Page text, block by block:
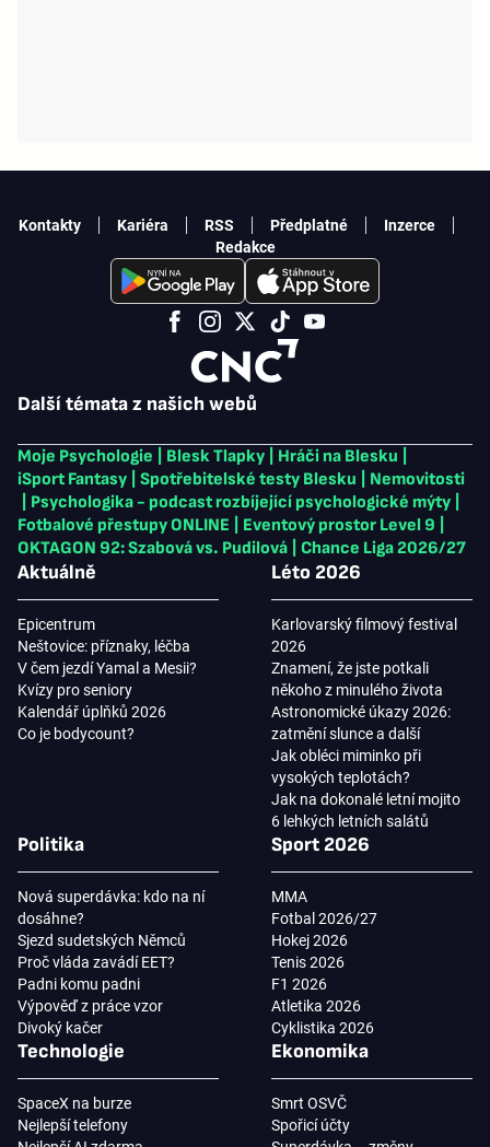
Další témata z našich webů
Moje Psychologie Blesk Tlapky Hráči na Blesku
iSport Fantasy
Spotřebitelské testy Blesku
Nemovitosti
Psychologika - podcast rozbíjející psychologické mýty
Fotbalové přestupy ONLINE
Eventový prostor Level 9
OKTAGON 92: Szabová vs. Pudilová
Chance Liga 2026/27
Aktuálně
Epicentrum
Neštovice: příznaky, léčba
V čem jezdí Yamal a Mesii?
Kvízy pro seniory
Kalendář úplňků 2026
Co je bodycount?
Léto 2026
Karlovarský filmový festival
2026
Znamení, že jste potkali
někoho z minulého života
Astronomické úkazy 2026:
zatmění slunce a další
Jak obléci miminko při
vysokých teplotách?
Jak na dokonalé letní mojito
6 lehkých letních salátů
Politika
Nová superdávka: kdo na ní
dosáhne?
Sjezd sudetských Němců
Proč vláda zavádí EET?
Padni komu padni
Výpověď z práce vzor
Divoký kačer
Sport 2026
MMA
Fotbal 2026/27
Hokej 2026
Tenis 2026
F1 2026
Atletika 2026
Cyklistika 2026
Technologie
SpaceX na burze
Nejlepší telefony
Ekonomika
Smrt OSVČ
Spořicí účty
Kontakty Kariéra RSS Předplatné
Inzerce
Redakce